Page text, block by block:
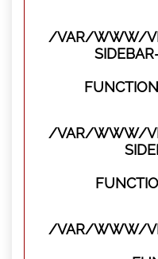
/VAR/WWW/
/VAR/WWW/
/VAR/WWW/